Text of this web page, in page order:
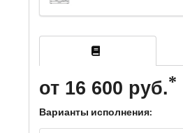
от 16 600 руб.
Варианты исполнения: